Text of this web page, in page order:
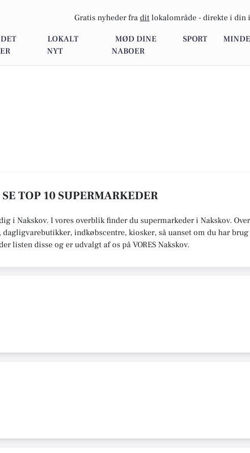
Gratis nyheder fra dit lokalområde - direkte i din
DET
LOKALT
NYT
MØD DINE
NABOER
SPORT
TOP 10 SUPERMARKEDER
i Nakskov. I vores overblik finder du supermarkeder i Nakskov.
indkøbscentre, kiosker, så uanset om du har brug
listen disse og er udvalgt af os på VORES Nakskov.